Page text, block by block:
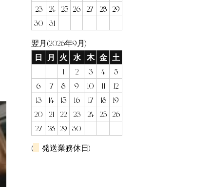
23
24 25 26 27 28
29
30
31
翌月(2026年9月)
日
月 火 水 木 金 土
1
2 3 4
5
6
7 8 9 10 11
12
13
14 15 16 17 18
19
20
21 22 23 24 25
26
27
28 29 30
( 発送業務休日)